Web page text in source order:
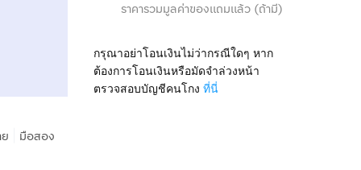
มือสอง
ราคารวมมูลค่าของแถมแล้ว (ถ้ามี)
กรุณาอย่าโอนเงินไม่ว่ากรณีใดๆ หาก
ต้องการโอนเงินหรือมัดจำล่วงหน้า
ตรวจสอบบัญชีคนโกง ที่นี่